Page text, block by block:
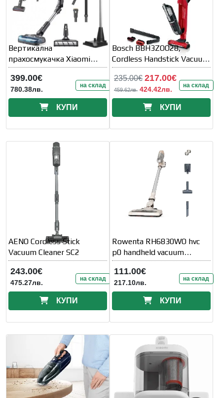
Вертикална
прахосмукачка Xiaomi
JIMMY JV9 Pro AQUA
399.00€
780.38лв. на склад
КУПИ
Bosch BBH3ZOO28,
Cordless Handstick Vacuum
cleaner 2 in 1 Flexxo Gen2
ProAnimal
235.00€ 217.00€
459.62лв. 424.42лв. на склад
КУПИ
AENO Cordless Stick
Vacuum Cleaner SC2
243.00€
475.27лв. на склад
КУПИ
Rowenta RH6830WO hvc
p0 handheld vacuum
cleaner
111.00€
217.10лв. на склад
КУПИ